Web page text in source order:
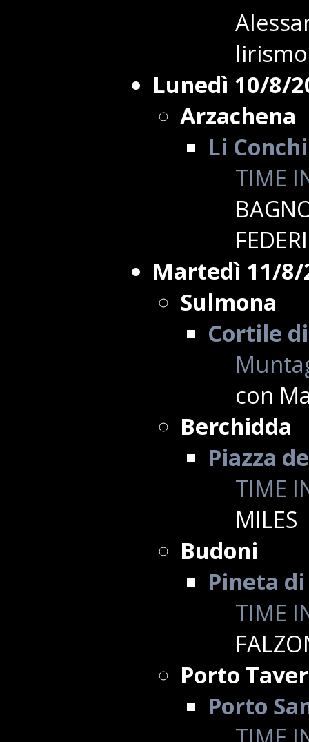
Lunedì 10/8/
Arzachena
Li Conchi
TIME
Martedì 11/8/
Sulmona
Cortile
con
Berchidda
Piazza
TIME
MILES
Budoni
Pineta
TIME
Porto
Porto